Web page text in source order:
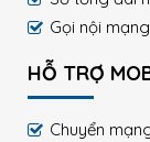
Gọi nội
HỖ TRỢ
Chuyển